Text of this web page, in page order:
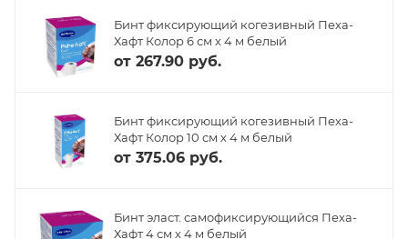
Бинт фиксирующий когезивный Пеха-
Хафт Колор 6 см х 4 м белый
от 267.90 руб.
Бинт фиксирующий когезивный Пеха-
Хафт Колор 10 см х 4 м белый
от 375.06 руб.
Бинт эласт. самофиксирующийся Пеха-
Хафт 4 см х 4 м белый